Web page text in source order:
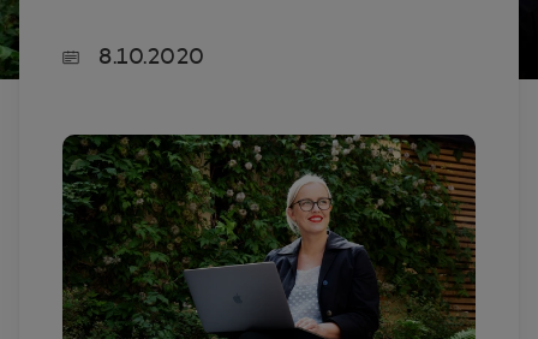
8.10.2020